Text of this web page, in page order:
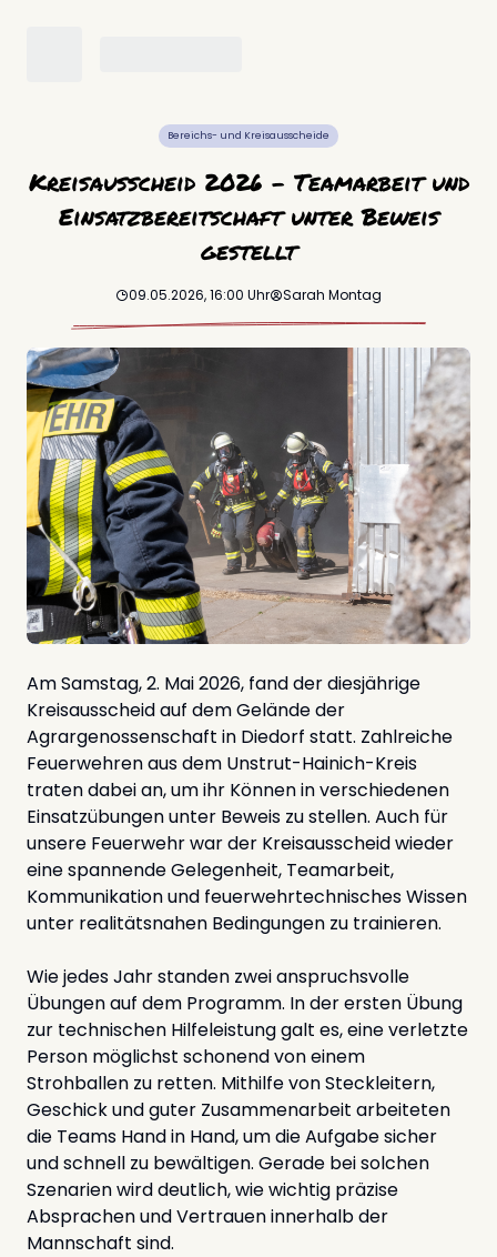
Bereichs- und Kreisausscheide
Kreisausscheid 2026 – Teamarbeit und
Einsatzbereitschaft unter Beweis
gestellt
09.05.2026, 16:00 Uhr Sarah Montag
Am Samstag, 2. Mai 2026, fand der diesjährige
Kreisausscheid auf dem Gelände der
Agrargenossenschaft in Diedorf statt. Zahlreiche
Feuerwehren aus dem Unstrut-Hainich-Kreis
traten dabei an, um ihr Können in verschiedenen
Einsatzübungen unter Beweis zu stellen. Auch für
unsere Feuerwehr war der Kreisausscheid wieder
eine spannende Gelegenheit, Teamarbeit,
Kommunikation und feuerwehrtechnisches Wissen
unter realitätsnahen Bedingungen zu trainieren.
Wie jedes Jahr standen zwei anspruchsvolle
Übungen auf dem Programm. In der ersten Übung
zur technischen Hilfeleistung galt es, eine verletzte
Person möglichst schonend von einem
Strohballen zu retten. Mithilfe von Steckleitern,
Geschick und guter Zusammenarbeit arbeiteten
die Teams Hand in Hand, um die Aufgabe sicher
und schnell zu bewältigen. Gerade bei solchen
Szenarien wird deutlich, wie wichtig präzise
Absprachen und Vertrauen innerhalb der
Mannschaft sind.